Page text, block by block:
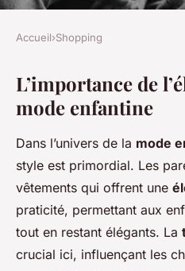
SHOPPING
L'élégance
la mode
tradition et
Nolan • 14 mars 2025 5 min
Accueil›Shopping
L’importance de
mode enfantine
Dans l’univers de la mode
style est primordial. Les
vêtements qui offrent une
praticité, permettant aux
tout en restant élégants. La
crucial ici, influençant les